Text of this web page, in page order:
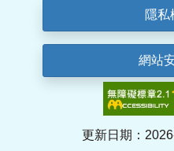
隱私
網站
更新日期：